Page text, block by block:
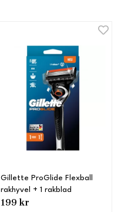
Gillette ProGlide Flexball
rakhyvel + 1 rakblad
199 kr